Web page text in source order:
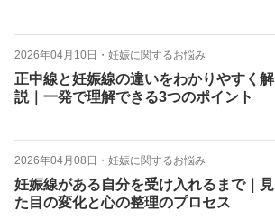
2026年04月10日 ・ 妊娠に関するお悩み
正中線と妊娠線の違いをわかりやすく解
説｜一発で理解できる3つのポイント
2026年04月08日 ・ 妊娠に関するお悩み
妊娠線がある自分を受け入れるまで｜見
た目の変化と心の整理のプロセス